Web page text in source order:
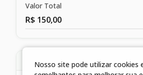
Valor Total
R$ 150,00
HISTÓRICO
Nosso site pode utilizar cookies